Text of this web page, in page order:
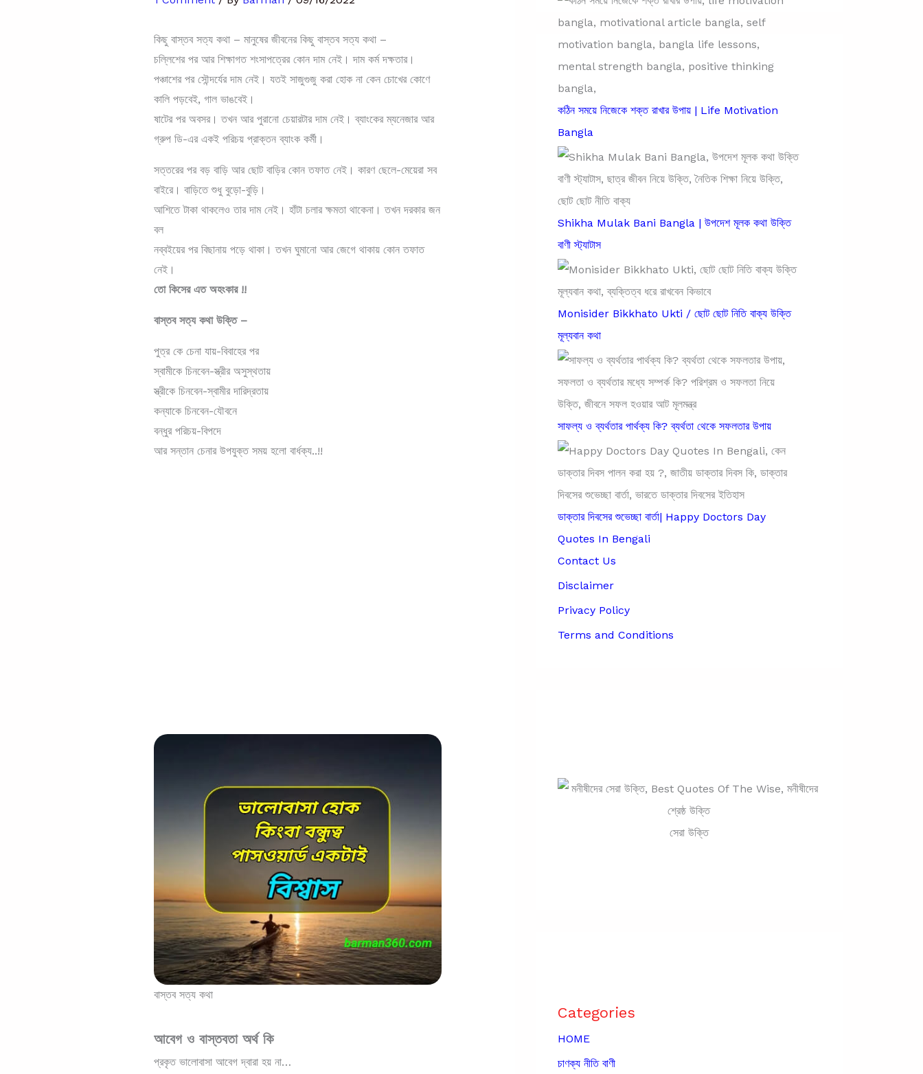
কিছু বাস্তব সত্য কথা – মানুষের জীবনের কিছু বাস্তব সত্য কথা –
চল্লিশের পর আর শিক্ষাগত শংসাপত্রের কোন দাম নেই। দাম কর্ম দক্ষতার।
পঞ্চাশের পর সৌন্দর্যের দাম নেই। যতই সাজুগুজু করা হোক না কেন চোখের কোণে
কালি পড়বেই, গাল ভাঙবেই।
ষাটের পর অবসর। তখন আর পুরানো চেয়ারটার দাম নেই। ব্যাংকের ম্যনেজার আর
গ্রুপ ডি-এর একই পরিচয় প্রাক্তন ব্যাংক কর্মী।
সত্তরের পর বড় বাড়ি আর ছোট বাড়ির কোন তফাত নেই। কারণ ছেলে-মেয়েরা সব
বাইরে। বাড়িতে শুধু বুড়ো-বুড়ি।
আশিতে টাকা থাকলেও তার দাম নেই। হাঁটা চলার ক্ষমতা থাকেনা। তখন দরকার জন
বল
নব্বইয়ের পর বিছানায় পড়ে থাকা। তখন ঘুমানো আর জেগে থাকায় কোন তফাত
নেই।
তো কিসের এত অহংকার !!
বাস্তব সত্য কথা উক্তি –
পুত্র কে চেনা যায়-বিবাহের পর
স্বামীকে চিনবেন-স্ত্রীর অসুস্থতায়
স্ত্রীকে চিনবেন-স্বামীর দারিদ্রতায়
কন্যাকে চিনবেন-যৌবনে
বন্ধুর পরিচয়-বিপদে
আর সন্তান চেনার উপযুক্ত সময় হলো বার্ধক্য..!!
বাস্তব সত্য কথা
আবেগ ও বাস্তবতা অর্থ কি
প্রকৃত ভালোবাসা আবেগ দ্বারা হয় না…
কঠিন সময়ে নিজেকে শক্ত রাখার উপায় | Life Motivation
Bangla
Shikha Mulak Bani Bangla | উপদেশ মূলক কথা উক্তি
বাণী স্ট্যাটাস
Monisider Bikkhato Ukti / ছোট ছোট নিতি বাক্য উক্তি
মূল্যবান কথা
সাফল্য ও ব্যর্থতার পার্থক্য কি? ব্যর্থতা থেকে সফলতার উপায়
ডাক্তার দিবসের শুভেচ্ছা বার্তা| Happy Doctors Day
Quotes In Bengali
Contact Us
Disclaimer
Privacy Policy
Terms and Conditions
সেরা উক্তি
Categories
HOME
চাণক্য নীতি বাণী